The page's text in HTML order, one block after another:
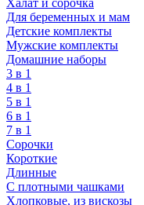
Для беременных и мам
Детские комплекты
Мужские комплекты
Домашние наборы
3 в 1
4 в 1
5 в 1
6 в 1
7 в 1
Сорочки
Короткие
Длинные
С плотными чашками
Хлопковые, из вискозы